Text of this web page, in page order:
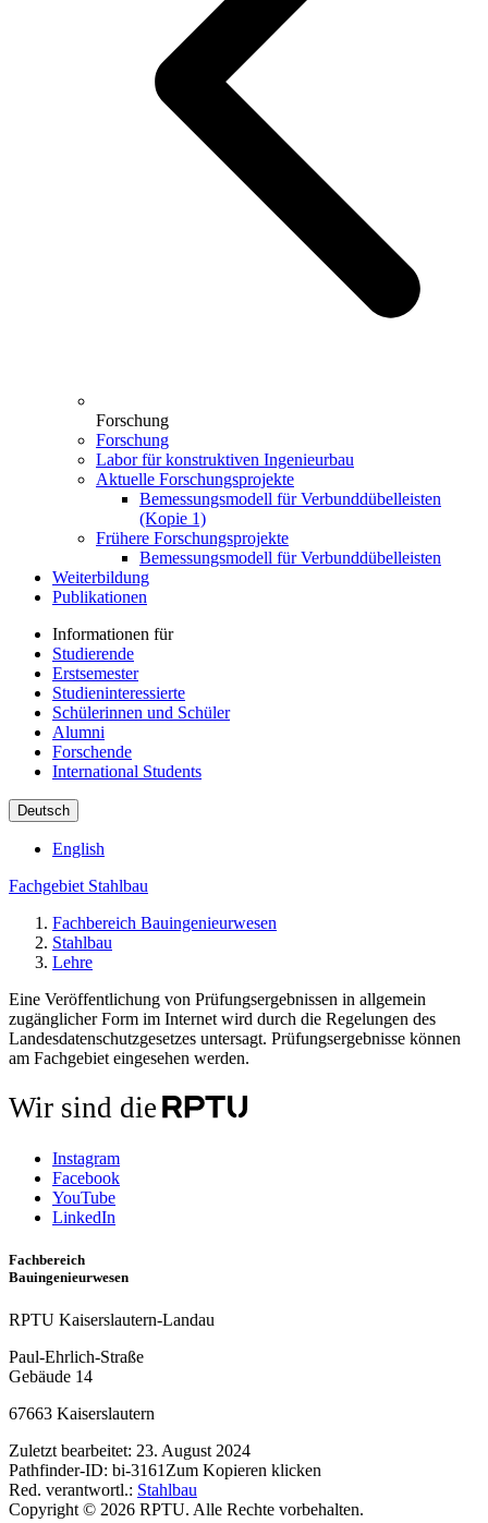
Forschung
Forschung
Labor für konstruktiven Ingenieurbau
Aktuelle Forschungsprojekte
Bemessungsmodell für Verbunddübelleisten
(Kopie 1)
Frühere Forschungsprojekte
Bemessungsmodell für Verbunddübelleisten
Weiterbildung
Publikationen
Informationen für
Studierende
Erstsemester
Studieninteressierte
Schülerinnen und Schüler
Alumni
Forschende
International Students
Deutsch
English
Fachgebiet Stahlbau
Fachbereich Bauingenieurwesen
Stahlbau
Lehre
Eine Veröffentlichung von Prüfungsergebnissen in allgemein
zugänglicher Form im Internet wird durch die Regelungen des
Landesdatenschutzgesetzes untersagt. Prüfungsergebnisse können
am Fachgebiet eingesehen werden.
Wir sind die
Instagram
Facebook
YouTube
LinkedIn
Fachbereich
Bauingenieurwesen
RPTU Kaiserslautern-Landau
Paul-Ehrlich-Straße
Gebäude 14
67663 Kaiserslautern
Zuletzt bearbeitet: 23. August 2024
Pathfinder-ID: bi-3161 Zum Kopieren klicken
Red. verantwortl.: Stahlbau
Copyright © 2026 RPTU. Alle Rechte vorbehalten.